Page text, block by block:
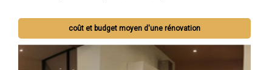
coût et budget moyen d'une rénovation